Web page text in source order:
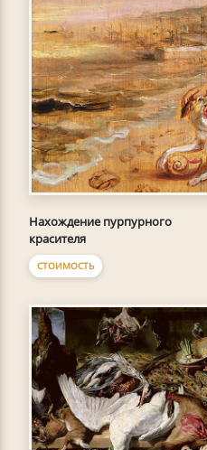
Нахождение пурпурного
красителя
СТОИМОСТЬ